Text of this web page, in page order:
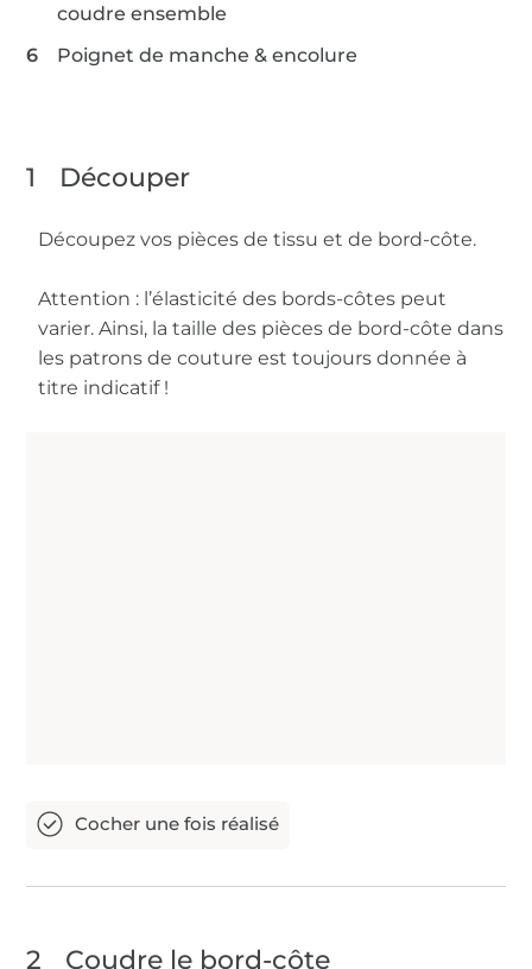
coudre ensemble
Poignet de manche & encolure
1 Découper
Découpez vos pièces de tissu et de bord-côte.
Attention : l’élasticité des bords-côtes peut
varier. Ainsi, la taille des pièces de bord-côte dans
les patrons de couture est toujours donnée à
titre indicatif !
2 Coudre le bord-côte